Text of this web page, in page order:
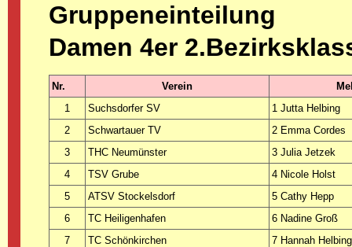
Gruppeneinteilung
Damen 4er
Nr. Verein
1
Suchsdorfer SV
1 Jutta Helbing
2
Schwartauer TV
2 Emma Cordes
3
THC Neumünster
3 Julia Jetzek
4
TSV Grube
4 Nicole Holst
5
ATSV Stockelsdorf
5 Cathy Hepp
6
TC Heiligenhafen
6 Nadine Groß
7
TC Schönkirchen
7 Hannah Helbing